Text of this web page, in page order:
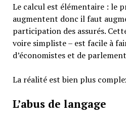
Le calcul est élémentaire : le
augmentent donc il faut
participation des assurés.
voire simpliste – est facile à
d’économistes et de
La réalité est bien plus
L’abus de langage